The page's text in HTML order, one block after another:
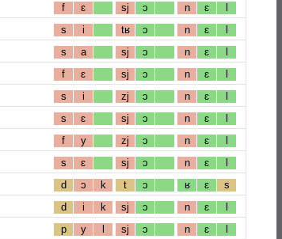
f ɛ sj ɔ n ɛ l
s i tʁ ɔ n ɛ l
s a sj ɔ n ɛ l
f ɛ sj ɔ n ɛ l
s i zj ɔ n ɛ l
s ɛ sj ɔ n ɛ l
f y zj ɔ n ɛ l
s ɛ sj ɔ n ɛ l
d ɔ k t ɔ ʁ ɛ s
d i k sj ɔ n ɛ l
p y l sj ɔ n ɛ l